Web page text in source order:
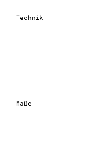
Technik
Maße